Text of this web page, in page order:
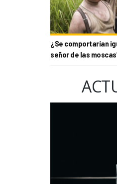
¿Se comportarían
señor de las